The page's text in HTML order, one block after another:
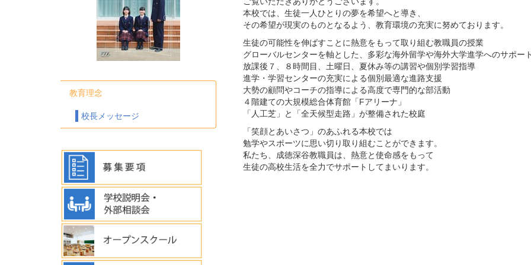
本校では、生徒一人ひとりの夢を希望へと導き、
その希望が現実のものとなるよう、教育環境の充実に努めております。
生徒の可能性を伸ばすことに熱意をもって取り組む教職員の授業
グローバルセンターを軸とした、多彩な海外留学や海外大学進学へのサポー
放課後７、８時間目、土曜日、夏休み等の講習や個別学習指導
進学・学習センターの充実による個別最適な進路支援
大勢の顧問やコーチの指導による高度で専門的な部活動
４階建ての大規模総合体育館「Fアリーナ」
「人工芝」と「全天候型走路」が整備された校庭
「笑顔とあいさつ」のあふれる本校では
勉学やスポーツに思い切り取り組むことができます。
私たち、成徳深谷教職員は、熱意と使命感をもって
生徒の高校生活を全力でサポートしてまいります。
教育理念
校長メッセージ